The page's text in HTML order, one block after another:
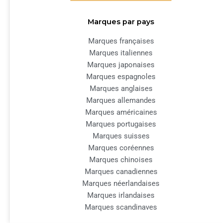
Marques par pays
Marques françaises
Marques italiennes
Marques japonaises
Marques espagnoles
Marques anglaises
Marques allemandes
Marques américaines
Marques portugaises
Marques suisses
Marques coréennes
Marques chinoises
Marques canadiennes
Marques néerlandaises
Marques irlandaises
Marques scandinaves